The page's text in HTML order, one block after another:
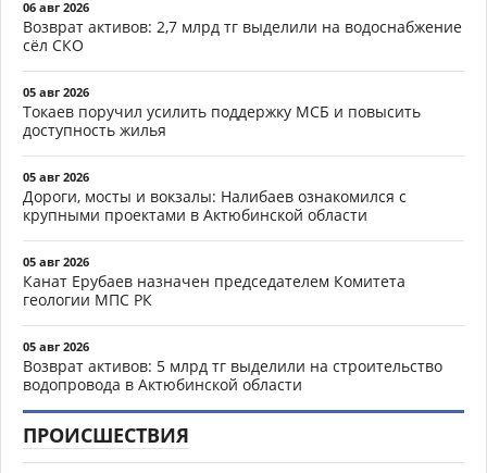
06 авг 2026
Возврат активов: 2,7 млрд тг выделили на водоснабжение
сёл СКО
05 авг 2026
Токаев поручил усилить поддержку МСБ и повысить
доступность жилья
05 авг 2026
Дороги, мосты и вокзалы: Налибаев ознакомился с
крупными проектами в Актюбинской области
05 авг 2026
Канат Ерубаев назначен председателем Комитета
геологии МПС РК
05 авг 2026
Возврат активов: 5 млрд тг выделили на строительство
водопровода в Актюбинской области
ПРОИСШЕСТВИЯ